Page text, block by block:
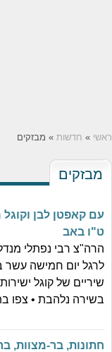
ראשי » חדשות » מבזקים
מבזקים
עם קאפטן לבן
ט"ו באב
הרה"צ רבי נפתלי
לרגל יום חמישה
שיריים של קוגל
בשירה נלהבת • צפו
חתונות, בר-מצוות,